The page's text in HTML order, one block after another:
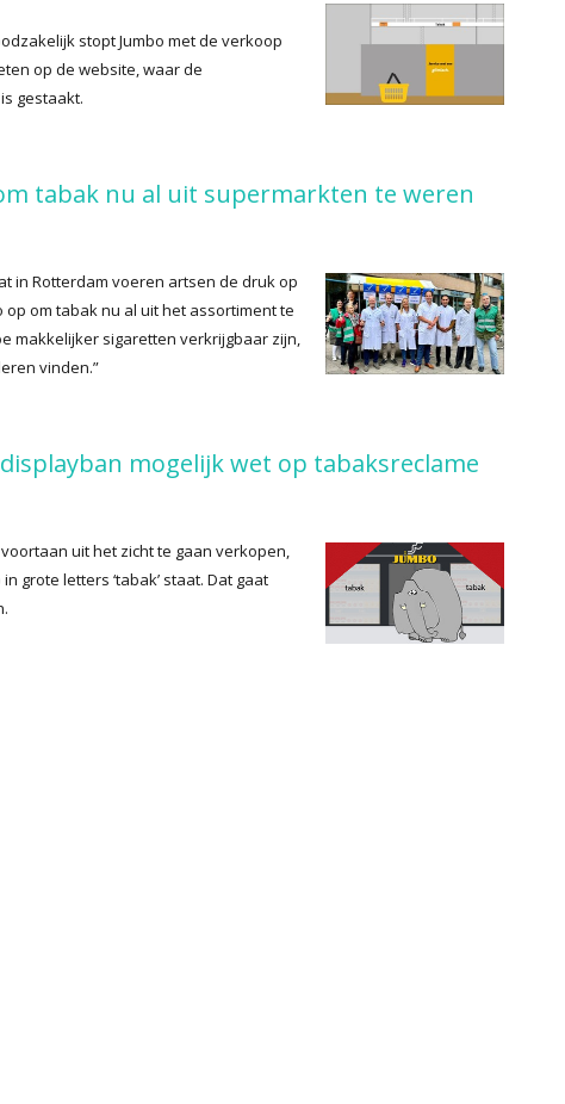
stopt Jumbo met de verkoop
op de website, waar de
gestaakt.
tabak nu al uit supermarkten te weren
in Rotterdam voeren artsen de druk op
om tabak nu al uit het assortiment te
makkelijker sigaretten verkrijgbaar zijn,
vinden.”
mogelijk wet op tabaksreclame
uit het zicht te gaan verkopen,
grote letters ‘tabak’ staat. Dat gaat